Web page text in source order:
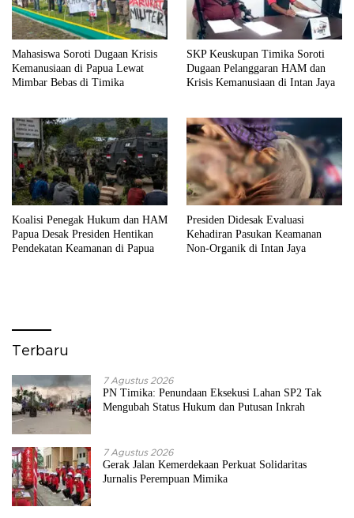
Mahasiswa Soroti Dugaan Krisis
Kemanusiaan di Papua Lewat
Mimbar Bebas di Timika
SKP Keuskupan Timika Soroti
Dugaan Pelanggaran HAM dan
Krisis Kemanusiaan di Intan Jaya
Koalisi Penegak Hukum dan HAM
Papua Desak Presiden Hentikan
Pendekatan Keamanan di Papua
Presiden Didesak Evaluasi
Kehadiran Pasukan Keamanan
Non-Organik di Intan Jaya
Terbaru
7 Agustus 2026
PN Timika: Penundaan Eksekusi Lahan SP2 Tak
Mengubah Status Hukum dan Putusan Inkrah
7 Agustus 2026
Gerak Jalan Kemerdekaan Perkuat Solidaritas
Jurnalis Perempuan Mimika